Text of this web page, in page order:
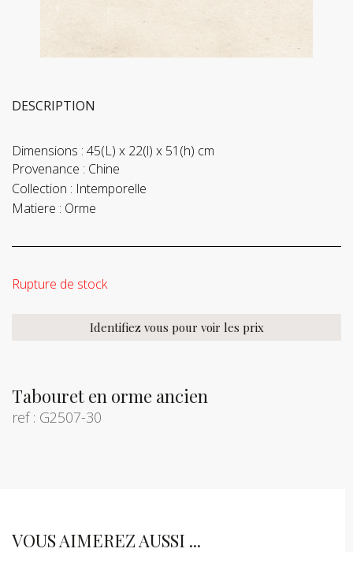
Tabouret en orme ancien
ref : G2507-30
DESCRIPTION
Dimensions : 45(L) x 22(l) x 51(h) cm
Provenance : Chine
Collection : Intemporelle
Matiere : Orme
Rupture de stock
Identifiez vous pour voir les prix
VOUS AIMEREZ AUSSI ...